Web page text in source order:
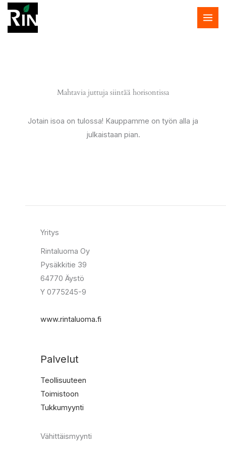
sisältöön
Mahtavia juttuja siintää horisontissa
Jotain isoa on tulossa! Kauppamme on työn alla ja
julkaistaan pian.
Yritys
Rintaluoma Oy
Pysäkkitie 39
64770 Äystö
Y 0775245-9
www.rintaluoma.fi
Palvelut
Teollisuuteen
Toimistoon
Tukkumyynti
Vähittäismyynti